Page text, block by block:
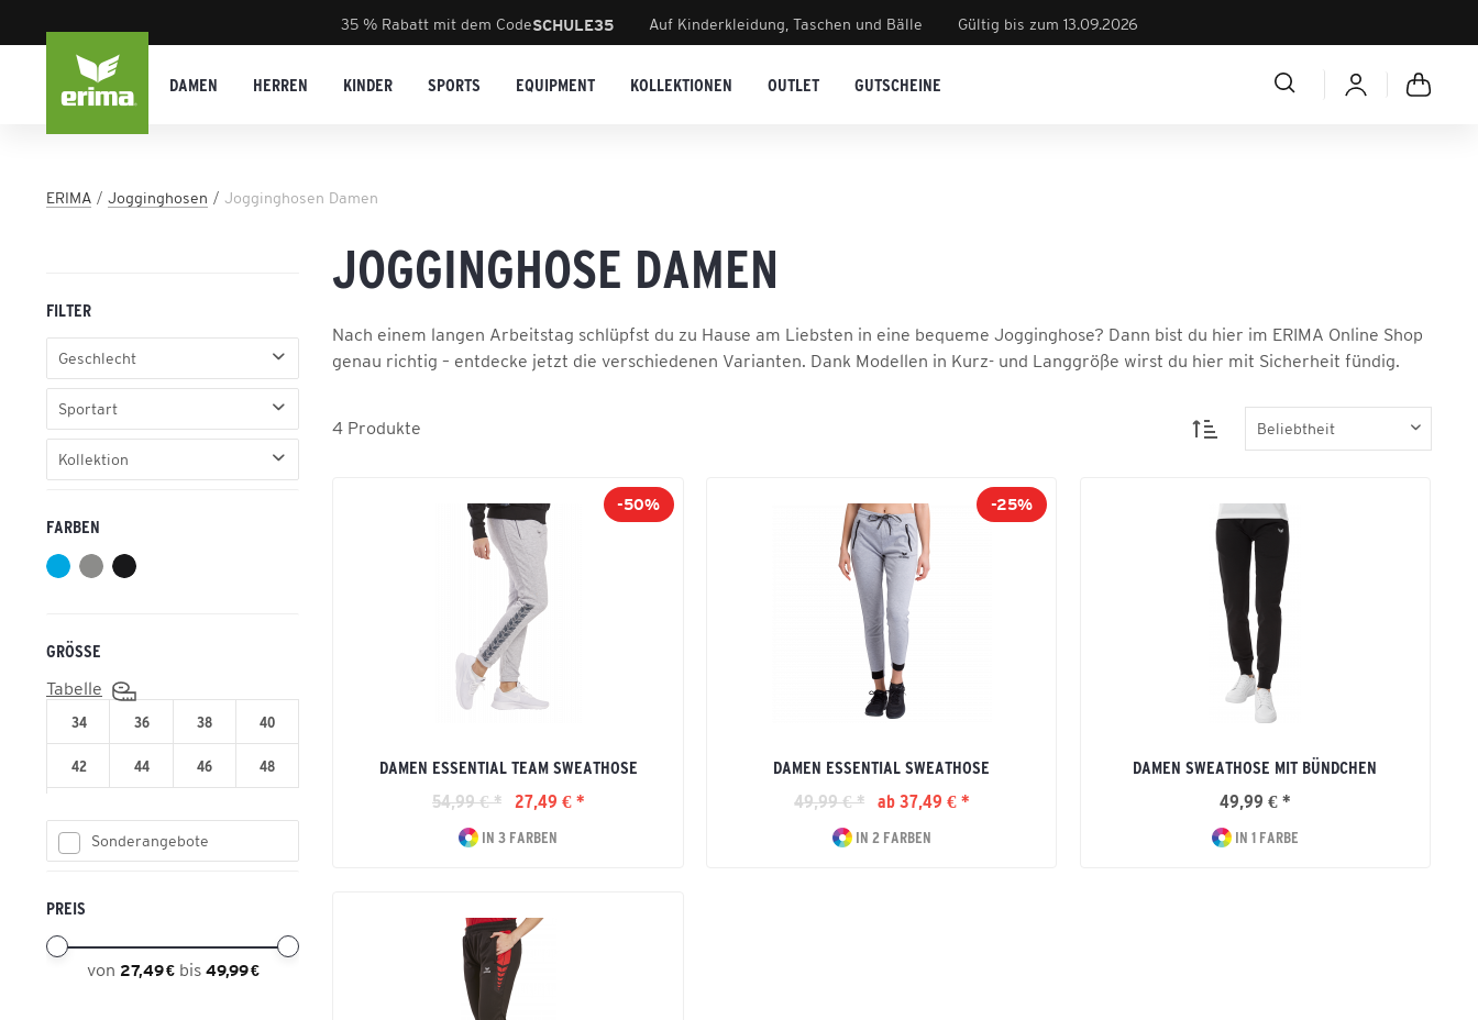
35 % Rabatt mit dem CodeSCHULE35 Auf Kinderkleidung, Taschen und Bälle Gültig bis zum 13.09.2026
DAMEN HERREN KINDER SPORTS EQUIPMENT KOLLEKTIONEN OUTLET GUTSCHEINE
ERIMA Jogginghosen Jogginghosen Damen
FILTER
Geschlecht
Sportart
Handball
Tennis
Training
Kollektion
Essential
Essential Team
FARBEN
GRÖSSE
Tabelle
34 36 38 40
42 44 46 48
Sonderangebote
PREIS
von 27,49 € bis 49,99 €
JOGGINGHOSE DAMEN
Nach einem langen Arbeitstag schlüpfst du zu Hause am Liebsten in eine bequeme Jogginghose? Dann bist du hier im ERIMA Online Shop
genau richtig – entdecke jetzt die verschiedenen Varianten. Dank Modellen in Kurz- und Langgröße wirst du hier mit Sicherheit fündig.
4 Produkte
-50%
DAMEN ESSENTIAL TEAM SWEATHOSE
54,99 € *
27,49 € *
IN 3 FARBEN
-25%
DAMEN ESSENTIAL SWEATHOSE
49,99 € *
ab 37,49 € *
IN 2 FARBEN
DAMEN SWEATHOSE MIT BÜNDCHEN
49,99 € *
IN 1 FARBE